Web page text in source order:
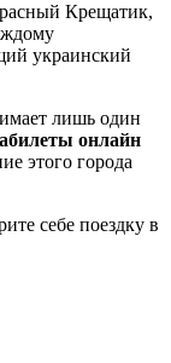
Крещатик,
украинский
лишь один
онлайн
этого города
себе поездку в